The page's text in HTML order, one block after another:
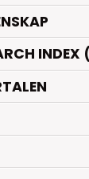
INDEX